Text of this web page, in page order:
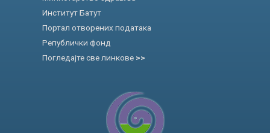
Институт Батут
Портал отворених података
Републички фонд
Погледајте све линкове >>